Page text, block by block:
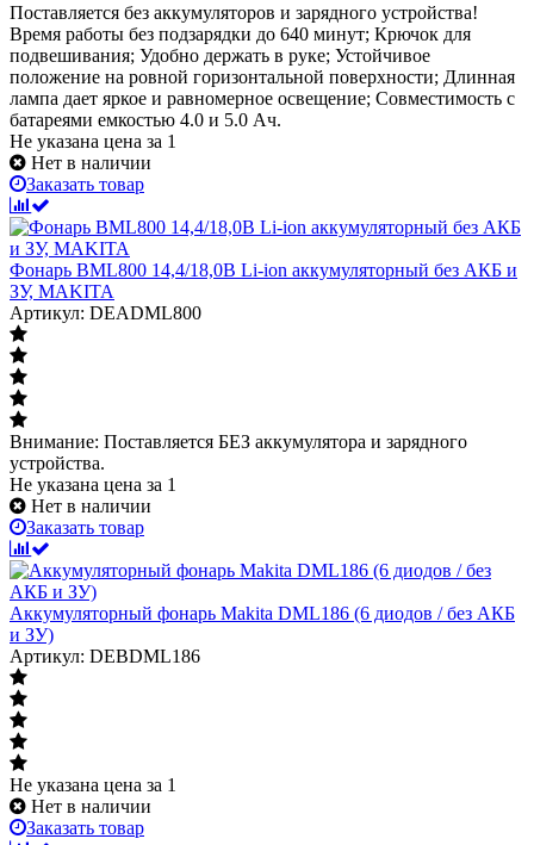
Поставляется без аккумуляторов и зарядного устройства!
Время работы без подзарядки до 640 минут; Крючок для
подвешивания; Удобно держать в руке; Устойчивое
положение на ровной горизонтальной поверхности; Длинная
лампа дает яркое и равномерное освещение; Совместимость с
батареями емкостью 4.0 и 5.0 Ач.
Не указана цена за 1
Нет в наличии
Заказать товар
Фонарь BML800 14,4/18,0В Li-ion аккумуляторный без АКБ и
ЗУ, MAKITA
Артикул: DEADML800
Внимание: Поставляется БЕЗ аккумулятора и зарядного
устройства.
Не указана цена за 1
Нет в наличии
Заказать товар
Аккумуляторный фонарь Makita DML186 (6 диодов / без АКБ
и ЗУ)
Артикул: DEBDML186
Не указана цена за 1
Нет в наличии
Заказать товар